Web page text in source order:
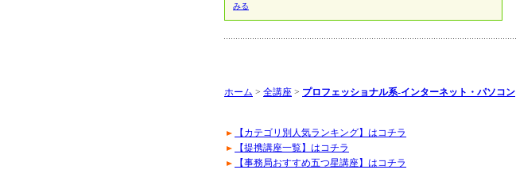
みる
ホーム > 全講座 > プロフェッショナル系-インターネット・パソコン
【カテゴリ別人気ランキング】はコチラ
【提携講座一覧】はコチラ
【事務局おすすめ五つ星講座】はコチラ